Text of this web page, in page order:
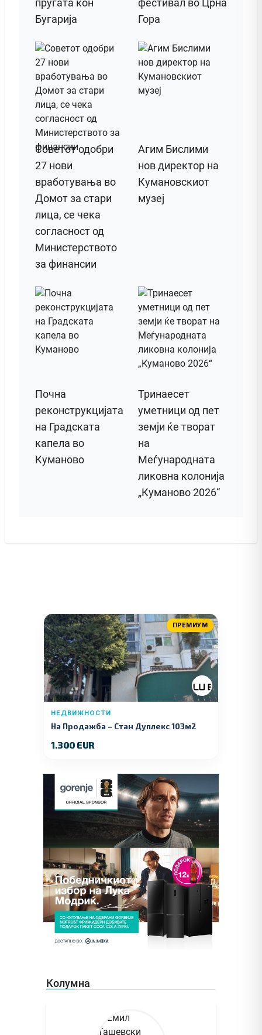
пругата кон
Бугарија
фестивал во Црна
Гора
Советот одобри
27 нови
вработувања во
Домот за стари
лица, се чека
согласност од
Министерството
за финансии
Агим Бислими
нов директор на
Кумановскиот
музеј
Почна
реконструкцијата
на Градската
капела во
Куманово
Тринаесет
уметници од пет
земји ќе творат
на
Меѓународната
ликовна колонија
„Куманово 2026“
ПРЕМИУМ
НЕДВИЖНОСТИ
На Продажба – Стан Дуплекс 103м2
1.300 EUR
Колумна